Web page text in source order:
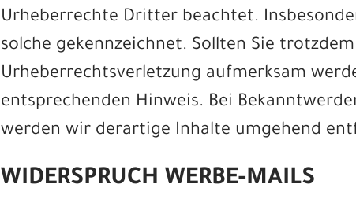
Urheberrechte Dritter beachtet.
solche gekennzeichnet. Sollten Sie
Urheberrechtsverletzung aufmerksam
entsprechenden Hinweis. Bei
werden wir derartige Inhalte umgehend
WIDERSPRUCH WERBE-MAILS